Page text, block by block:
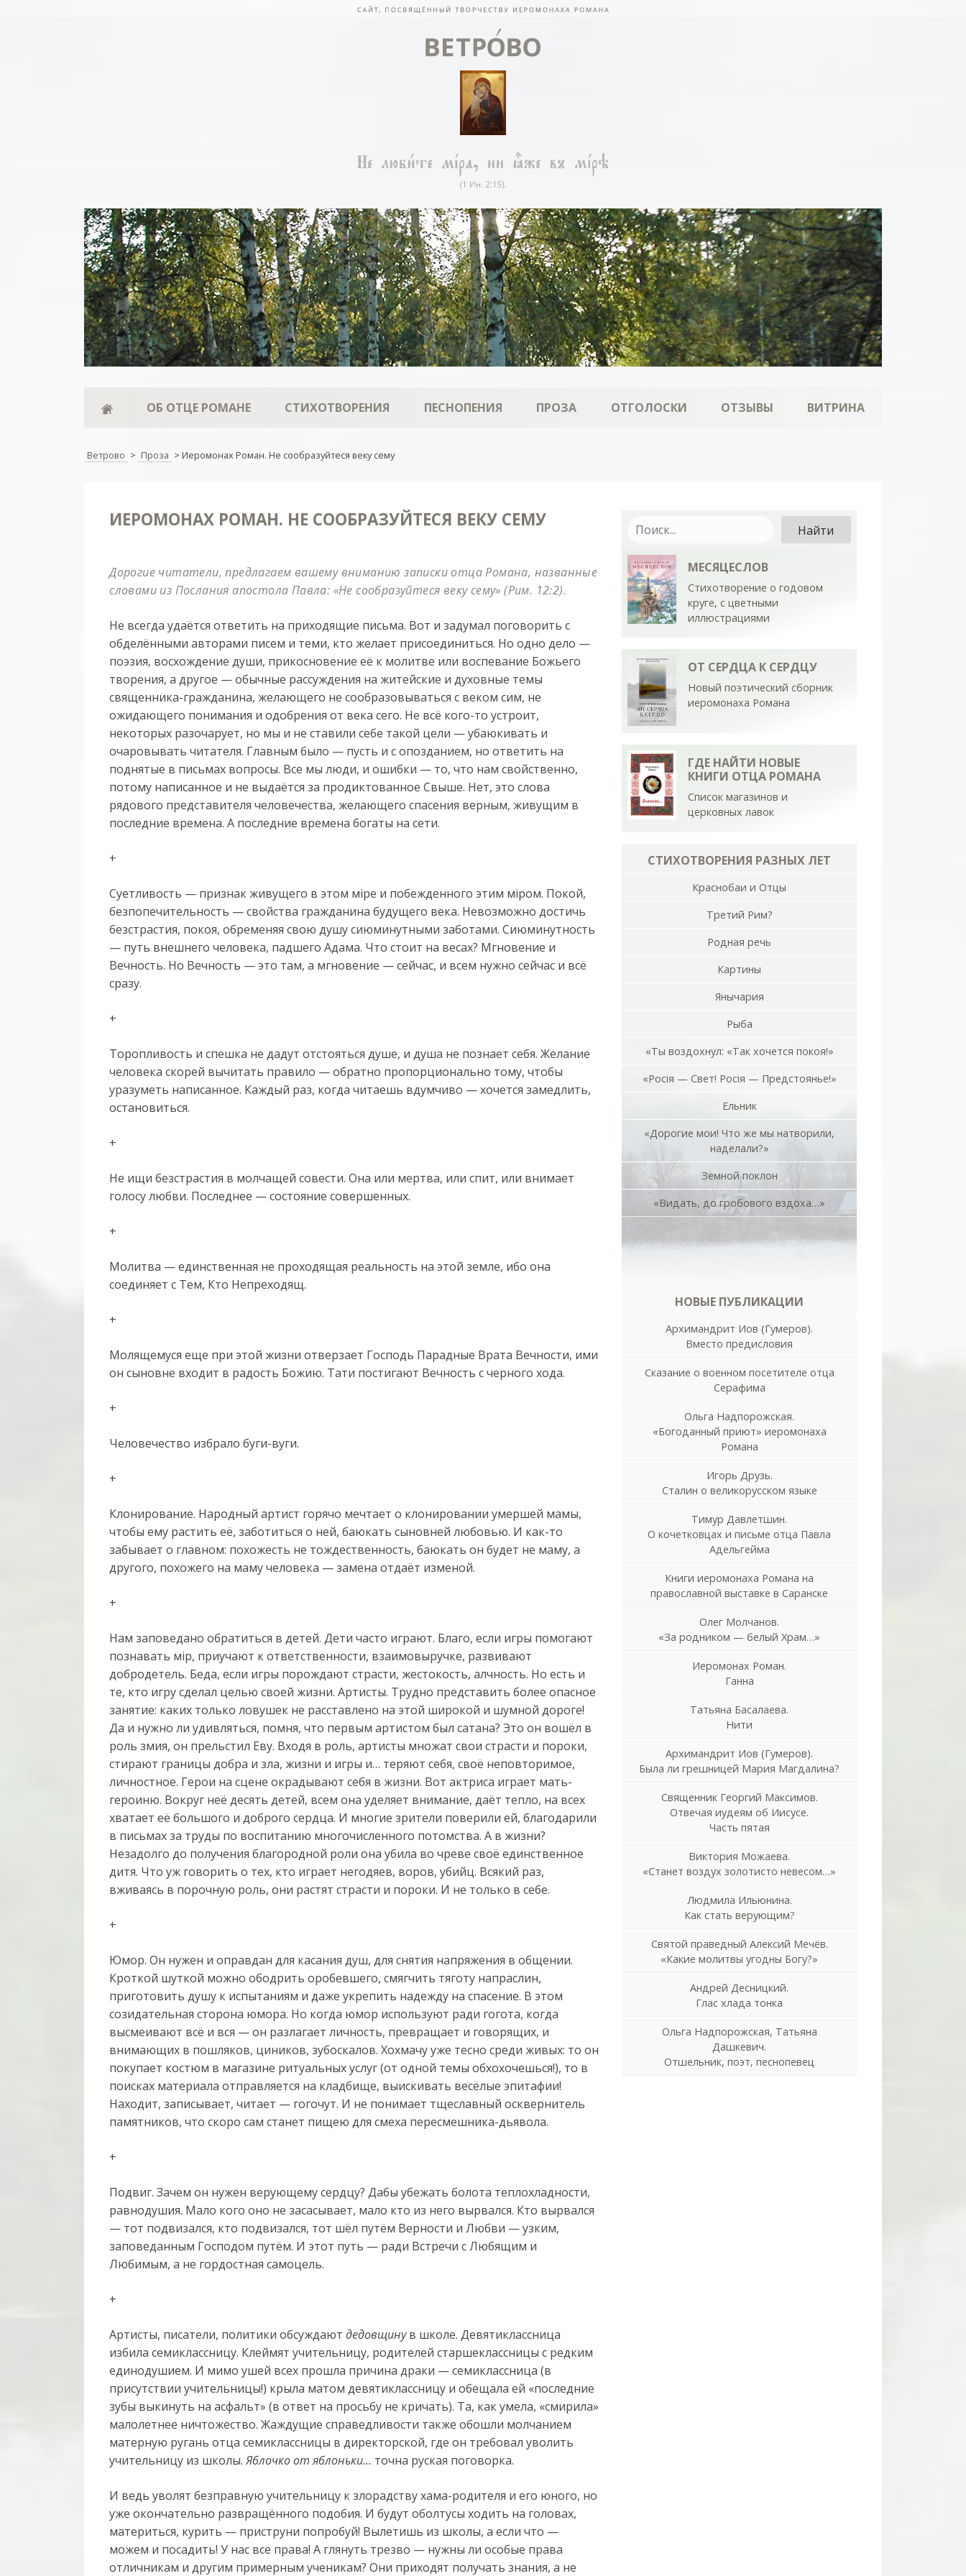
ОБ ОТЦЕ РОМАНЕ СТИХОТВОРЕНИЯ ПЕСНОПЕНИЯ ПРОЗА ОТГОЛОСКИ ОТЗЫВЫ ВИТРИНА
Ветрово > Проза > Иеромонах Роман. Не сообразуйтеся веку сему
ИЕРОМОНАХ РОМАН. НЕ СООБРАЗУЙТЕСЯ ВЕКУ СЕМУ
Дорогие читатели, предлагаем вашему вниманию записки отца Романа, названные
словами из Послания апостола Павла: «Не сообразуйтеся веку сему» (Рим. 12:2).
Не всегда удаётся ответить на приходящие письма. Вот и задумал поговорить с
обделёнными авторами писем и теми, кто желает присоединиться. Но одно дело —
поэзия, восхождение души, прикосновение её к молитве или воспевание Божьего
творения, а другое — обычные рассуждения на житейские и духовные темы
священника-гражданина, желающего не сообразовываться с веком сим, не
ожидающего понимания и одобрения от века сего. Не всё кого-то устроит,
некоторых разочарует, но мы и не ставили себе такой цели — убаюкивать и
очаровывать читателя. Главным было — пусть и с опозданием, но ответить на
поднятые в письмах вопросы. Все мы люди, и ошибки — то, что нам свойственно,
потому написанное и не выдаётся за продиктованное Свыше. Нет, это слова
рядового представителя человечества, желающего спасения верным, живущим в
последние времена. А последние времена богаты на сети.
+
Суетливость — признак живущего в этом мiре и побежденного этим мiром. Покой,
безпопечительность — свойства гражданина будущего века. Невозможно достичь
безстрастия, покоя, обременяя свою душу сиюминутными заботами. Сиюминутность
— путь внешнего человека, падшего Адама. Что стоит на весах? Мгновение и
Вечность. Но Вечность — это там, а мгновение — сейчас, и всем нужно сейчас и всё
сразу.
+
Торопливость и спешка не дадут отстояться душе, и душа не познает себя. Желание
человека скорей вычитать правило — обратно пропорционально тому, чтобы
уразуметь написанное. Каждый раз, когда читаешь вдумчиво — хочется замедлить,
остановиться.
+
Не ищи безстрастия в молчащей совести. Она или мертва, или спит, или внимает
голосу любви. Последнее — состояние совершенных.
+
Молитва — единственная не проходящая реальность на этой земле, ибо она
соединяет с Тем, Кто Непреходящ.
+
Молящемуся еще при этой жизни отверзает Господь Парадные Врата Вечности, ими
он сыновне входит в радость Божию. Тати постигают Вечность с черного хода.
+
Человечество избрало буги-вуги.
+
Клонирование. Народный артист горячо мечтает о клонировании умершей мамы,
чтобы ему растить её, заботиться о ней, баюкать сыновней любовью. И как-то
забывает о главном: похожесть не тождественность, баюкать он будет не маму, а
другого, похожего на маму человека — замена отдаёт изменой.
+
Нам заповедано обратиться в детей. Дети часто играют. Благо, если игры помогают
познавать мiр, приучают к ответственности, взаимовыручке, развивают
добродетель. Беда, если игры порождают страсти, жестокость, алчность. Но есть и
те, кто игру сделал целью своей жизни. Артисты. Трудно представить более опасное
занятие: каких только ловушек не расставлено на этой широкой и шумной дороге!
Да и нужно ли удивляться, помня, что первым артистом был сатана? Это он вошёл в
роль змия, он прельстил Еву. Входя в роль, артисты множат свои страсти и пороки,
стирают границы добра и зла, жизни и игры и… теряют себя, своё неповторимое,
личностное. Герои на сцене окрадывают себя в жизни. Вот актриса играет мать-
героиню. Вокруг неё десять детей, всем она уделяет внимание, даёт тепло, на всех
хватает её большого и доброго сердца. И многие зрители поверили ей, благодарили
в письмах за труды по воспитанию многочисленного потомства. А в жизни?
Незадолго до получения благородной роли она убила во чреве своё единственное
дитя. Что уж говорить о тех, кто играет негодяев, воров, убийц. Всякий раз,
вживаясь в порочную роль, они растят страсти и пороки. И не только в себе.
+
Юмор. Он нужен и оправдан для касания душ, для снятия напряжения в общении.
Кроткой шуткой можно ободрить оробевшего, смягчить тяготу напраслин,
приготовить душу к испытаниям и даже укрепить надежду на спасение. В этом
созидательная сторона юмора. Но когда юмор используют ради гогота, когда
высмеивают всё и вся — он разлагает личность, превращает и говорящих, и
внимающих в пошляков, циников, зубоскалов. Хохмачу уже тесно среди живых: то он
покупает костюм в магазине ритуальных услуг (от одной темы обхохочешься!), то в
поисках материала отправляется на кладбище, выискивать весёлые эпитафии!
Находит, записывает, читает — гогочут. И не понимает тщеславный осквернитель
памятников, что скоро сам станет пищею для смеха пересмешника-дьявола.
+
Подвиг. Зачем он нужен верующему сердцу? Дабы убежать болота теплохладности,
равнодушия. Мало кого оно не засасывает, мало кто из него вырвался. Кто вырвался
— тот подвизался, кто подвизался, тот шёл путём Верности и Любви — узким,
заповеданным Господом путём. И этот путь — ради Встречи с Любящим и
Любимым, а не гордостная самоцель.
+
Артисты, писатели, политики обсуждаютдедовщинув школе. Девятиклассница
избила семиклассницу. Клеймят учительницу, родителей старшеклассницы с редким
единодушием. И мимо ушей всех прошла причина драки — семиклассница (в
присутствии учительницы!) крыла матом девятиклассницу и обещала ей «последние
зубы выкинуть на асфальт» (в ответ на просьбу не кричать). Та, как умела, «смирила»
малолетнее ничтожество. Жаждущие справедливости также обошли молчанием
матерную ругань отца семиклассницы в директорской, где он требовал уволить
учительницу из школы.Яблочко от яблоньки… точна руская поговорка.
И ведь уволят безправную учительницу к злорадству хама-родителя и его юного, но
уже окончательно развращённого подобия. И будут оболтусы ходить на головах,
материться, курить — приструни попробуй! Вылетишь из школы, а если что —
можем и посадить! У нас все права! А глянуть трезво — нужны ли особые права
отличникам и другим примерным ученикам? Они приходят получать знания, а не
МЕСЯЦЕСЛОВ
Стихотворение о годовом
круге, с цветными
иллюстрациями
ОТ СЕРДЦА К СЕРДЦУ
Новый поэтический сборник
иеромонаха Романа
ГДЕ НАЙТИ НОВЫЕ
КНИГИ ОТЦА РОМАНА
Список магазинов и
церковных лавок
СТИХОТВОРЕНИЯ РАЗНЫХ ЛЕТ
Краснобаи и Отцы
Третий Рим?
Родная речь
Картины
Янычария
Рыба
«Ты воздохнул: «Так хочется покоя!»
«Росiя — Свет! Росiя — Предстоянье!»
Ельник
«Дорогие мои! Что же мы натворили,
наделали?»
Земной поклон
«Видать, до гробового вздоха…»
НОВЫЕ ПУБЛИКАЦИИ
Архимандрит Иов (Гумеров).
Вместо предисловия
Сказание о военном посетителе отца
Серафима
Ольга Надпорожская.
«Богоданный приют» иеромонаха
Романа
Игорь Друзь.
Сталин о великорусском языке
Тимур Давлетшин.
О кочетковцах и письме отца Павла
Адельгейма
Книги иеромонаха Романа на
православной выставке в Саранске
Олег Молчанов.
«За родником — белый Храм…»
Иеромонах Роман.
Ганна
Татьяна Басалаева.
Нити
Архимандрит Иов (Гумеров).
Была ли грешницей Мария Магдалина?
Священник Георгий Максимов.
Отвечая иудеям об Иисусе.
Часть пятая
Виктория Можаева.
«Станет воздух золотисто невесом…»
Людмила Ильюнина.
Как стать верующим?
Святой праведный Алексий Мечёв.
«Какие молитвы угодны Богу?»
Андрей Десницкий.
Глас хлада тонка
Ольга Надпорожская, Татьяна
Дашкевич.
Отшельник, поэт, песнопевец